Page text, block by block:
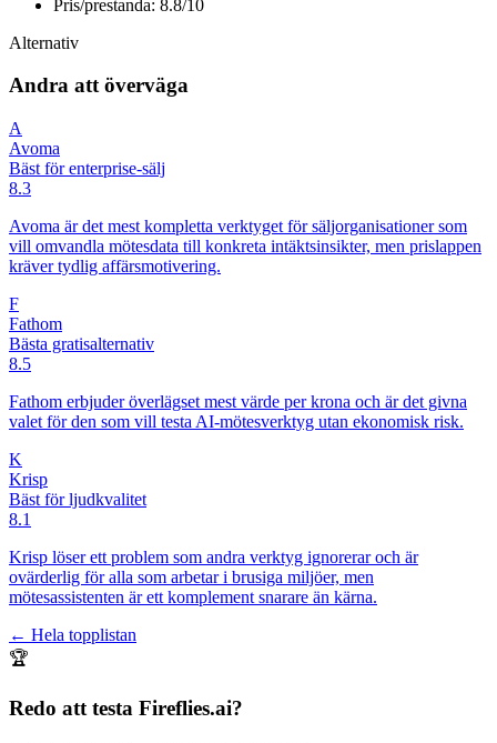
Pris/prestanda: 8.8/10
Alternativ
Andra att överväga
A
Avoma
Bäst för enterprise-sälj
8.3
Avoma är det mest kompletta verktyget för säljorganisationer som
vill omvandla mötesdata till konkreta intäktsinsikter, men prislappen
kräver tydlig affärsmotivering.
F
Fathom
Bästa gratisalternativ
8.5
Fathom erbjuder överlägset mest värde per krona och är det givna
valet för den som vill testa AI-mötesverktyg utan ekonomisk risk.
K
Krisp
Bäst för ljudkvalitet
8.1
Krisp löser ett problem som andra verktyg ignorerar och är
ovärderlig för alla som arbetar i brusiga miljöer, men
mötesassistenten är ett komplement snarare än kärna.
← Hela topplistan
🏆
Redo att testa Fireflies.ai?